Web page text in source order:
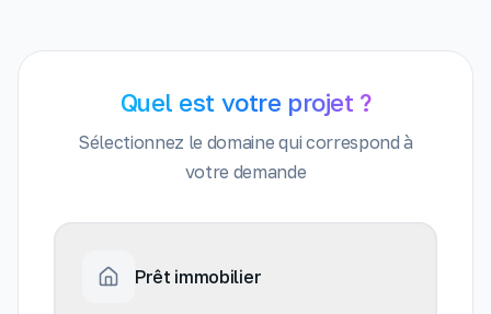
Quel est votre projet ?
Sélectionnez le domaine qui correspond à
votre demande
Prêt immobilier